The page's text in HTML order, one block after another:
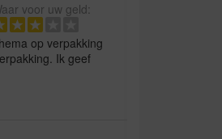
voor uw geld:
op verpakking
Ik geef